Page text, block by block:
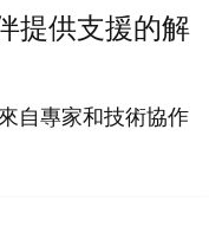
提供支援的解
自專家和技術協作